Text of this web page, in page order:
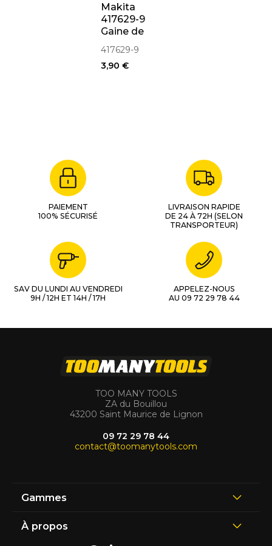
Makita
417629-9
Gaine de
bague
perforateur
SDS+
417629-9
3,90 €
PAIEMENT
100% SÉCURISÉ
LIVRAISON RAPIDE
DE 24 À 72H (SELON
TRANSPORTEUR)
SAV DU LUNDI AU VENDREDI
9H / 12H ET 14H / 17H
APPELEZ-NOUS
AU 09 72 29 78 44
TOO MANY TOOLS
ZA du Bouillou
43200 Saint Maurice de Lignon
09 72 29 78 44
contact@toomanytools.com
Gammes
À propos